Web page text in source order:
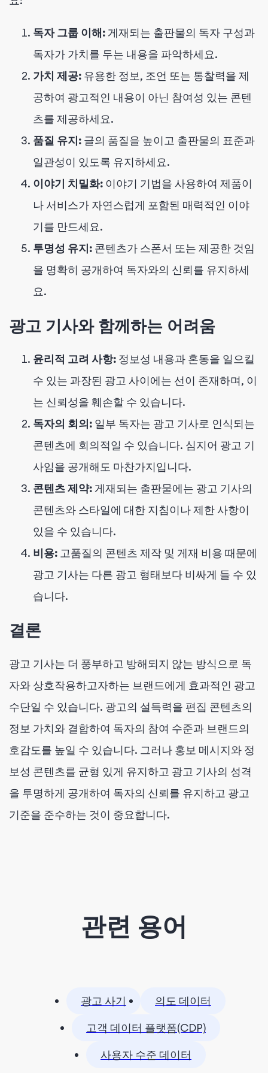
독자 그룹 이해: 게재되는 출판물의 독자 구성과
독자가 가치를 두는 내용을 파악하세요.
가치 제공: 유용한 정보, 조언 또는 통찰력을 제
공하여 광고적인 내용이 아닌 참여성 있는 콘텐
츠를 제공하세요.
품질 유지: 글의 품질을 높이고 출판물의 표준과
일관성이 있도록 유지하세요.
이야기 치밀화: 이야기 기법을 사용하여 제품이
나 서비스가 자연스럽게 포함된 매력적인 이야
기를 만드세요.
투명성 유지: 콘텐츠가 스폰서 또는 제공한 것임
을 명확히 공개하여 독자와의 신뢰를 유지하세
요.
광고 기사와 함께하는 어려움
윤리적 고려 사항: 정보성 내용과 혼동을 일으킬
수 있는 과장된 광고 사이에는 선이 존재하며, 이
는 신뢰성을 훼손할 수 있습니다.
독자의 회의: 일부 독자는 광고 기사로 인식되는
콘텐츠에 회의적일 수 있습니다. 심지어 광고 기
사임을 공개해도 마찬가지입니다.
콘텐츠 제약: 게재되는 출판물에는 광고 기사의
콘텐츠와 스타일에 대한 지침이나 제한 사항이
있을 수 있습니다.
비용: 고품질의 콘텐츠 제작 및 게재 비용 때문에
광고 기사는 다른 광고 형태보다 비싸게 들 수 있
습니다.
결론
광고 기사는 더 풍부하고 방해되지 않는 방식으로 독
자와 상호작용하고자하는 브랜드에게 효과적인 광고
수단일 수 있습니다. 광고의 설득력을 편집 콘텐츠의
정보 가치와 결합하여 독자의 참여 수준과 브랜드의
호감도를 높일 수 있습니다. 그러나 홍보 메시지와 정
보성 콘텐츠를 균형 있게 유지하고 광고 기사의 성격
을 투명하게 공개하여 독자의 신뢰를 유지하고 광고
기준을 준수하는 것이 중요합니다.
관련 용어
광고 사기
의도 데이터
고객 데이터 플랫폼(CDP)
사용자 수준 데이터